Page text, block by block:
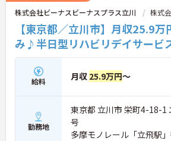
株式会社ビーナスビーナスプラス立川 株式
【東京都／立川市】月収25.9
み♪半日型リハビリデイサービ
給料 月収 25.9万円～
勤務地
東京都 立川市 栄町4-18-1
号
多摩モノレール「立飛駅